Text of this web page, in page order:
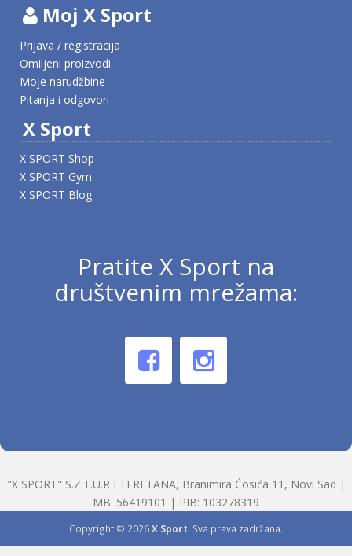
Moj X Sport
Prijava / registracija
Omiljeni proizvodi
Moje narudžbine
Pitanja i odgovori
X Sport
X SPORT Shop
X SPORT Gym
X SPORT Blog
Pratite X Sport na
društvenim mrežama:
"X SPORT" S.Z.T.U.R I TERETANA, Branimira Ćosića 11, Novi Sad |
MB: 56419101 | PIB: 103278319
Copyright © 2026X Sport. Sva prava zadržana.